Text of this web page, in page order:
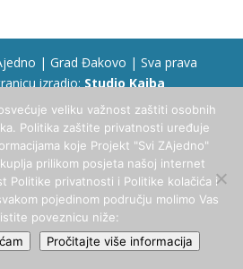
| Grad Đakovo | Sva prava
izradio:Studio Kajba
veliku važnost zaštiti osobnih
Politika zaštite privatnosti uređuje
koje Projekt "Svi ZAjedno"
prilikom posjeta našoj internet
Politike privatnosti i Politike kolačića i
pojedinom području molimo Vas
poveznicu niže:
Pročitajte više informacija